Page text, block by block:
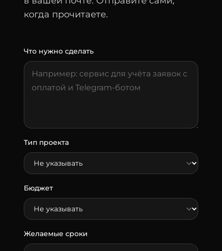
когда прочитаете.
Что нужно сделать
Тип проекта
Бюджет
Желаемые сроки